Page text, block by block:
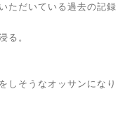
ただいている過去の記録
る。
しそうなオッサンになり